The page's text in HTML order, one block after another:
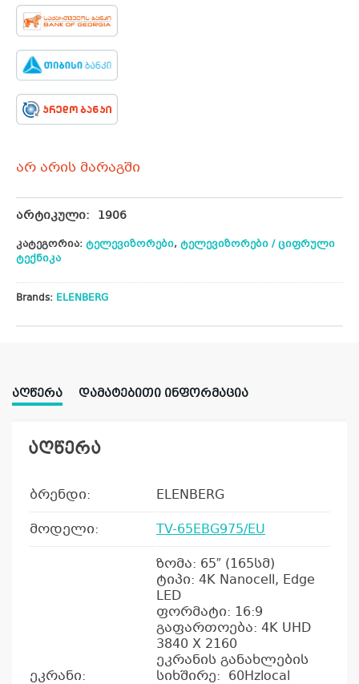
არ არის მარაგში
არტიკული: 1906
კატეგორია: ტელევიზორები, ტელევიზორები / ციფრული
ტექნიკა
Brands: ELENBERG
ᲐᲦᲬᲔᲠᲐ ᲓᲐᲛᲐᲢᲔᲑᲘᲗᲘ ᲘᲜᲤᲝᲠᲛᲐᲪᲘᲐ
აღწერა
ბრენდი:
ELENBERG
მოდელი:
TV-65EBG975/EU
ეკრანი:
ზომა: 65″ (165სმ)
ტიპი: 4K Nanocell, Edge
LED
ფორმატი: 16:9
გაფართოება: 4K UHD
3840 X 2160
ეკრანის განახლების
სიხშირე: 60Hzlocal